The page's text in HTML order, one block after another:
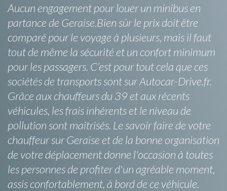
Aucun engagement pour louer un minibus en
partance de Geraise.Bien sûr le prix doit être
comparé pour le voyage à plusieurs, mais il faut
tout de même la sécurité et un confort minimum
pour les passagers. C’est pour tout cela que ces
sociétés de transports sont sur Autocar-Drive.fr.
Grâce aux chauffeurs du 39 et aux récents
véhicules, les frais inhérents et le niveau de
pollution sont maitrisés. Le savoir faire de votre
chauffeur sur Geraise et de la bonne organisation
de votre déplacement donne l'occasion à toutes
les personnes de profiter d'un agréable moment,
assis confortablement, à bord de ce véhicule.